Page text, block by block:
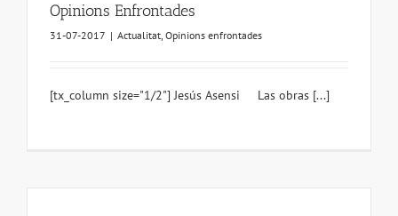
Opinions Enfrontades
31-07-2017 | Actualitat, Opinions enfrontades
[tx_column size="1/2"] Jesús Asensi Las obras [...]